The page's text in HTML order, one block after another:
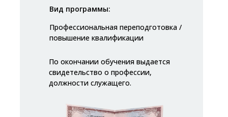
По окончании обучения выдается
свидетельство о профессии,
должности служащего.
Профессиональная переподготовка /
повышение квалификации
Вид программы: